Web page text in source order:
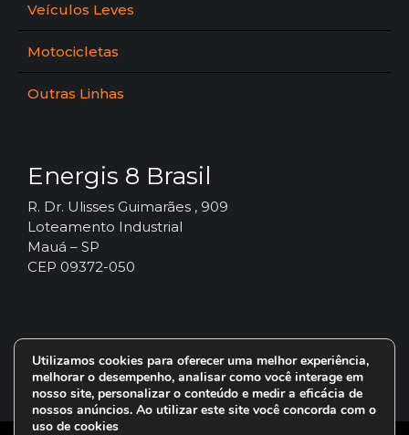
Veículos Leves
Motocicletas
Outras Linhas
Energis 8 Brasil
R. Dr. Ulisses Guimarães , 909
Loteamento Industrial
Mauá – SP
CEP 09372-050
Utilizamos cookies para oferecer uma melhor experiência,
melhorar o desempenho, analisar como você interage em
nosso site, personalizar o conteúdo e medir a eficácia de
nossos anúncios. Ao utilizar este site você concorda com o
uso de cookies